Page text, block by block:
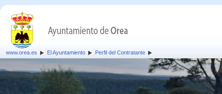
www.orea.es El Ayuntamiento Perfil del Contratante